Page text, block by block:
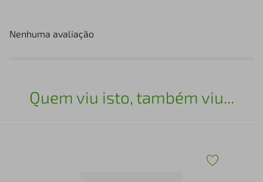
Nenhuma avaliação
Quem viu isto, também viu...